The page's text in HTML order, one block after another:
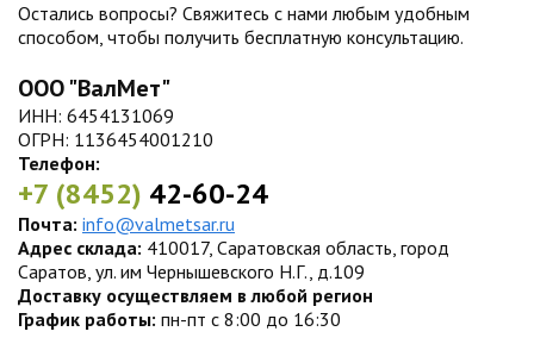
Остались вопросы? Свяжитесь с нами любым удобным
способом, чтобы получить бесплатную консультацию.
ООО "ВалМет"
ИНН: 6454131069
ОГРН: 1136454001210
Телефон:
+7 (8452) 42-60-24
Почта: info@valmetsar.ru
Адрес склада: 410017, Саратовская область, город
Саратов, ул. им Чернышевского Н.Г., д.109
Доставку осуществляем в любой регион
График работы: пн-пт с 8:00 до 16:30